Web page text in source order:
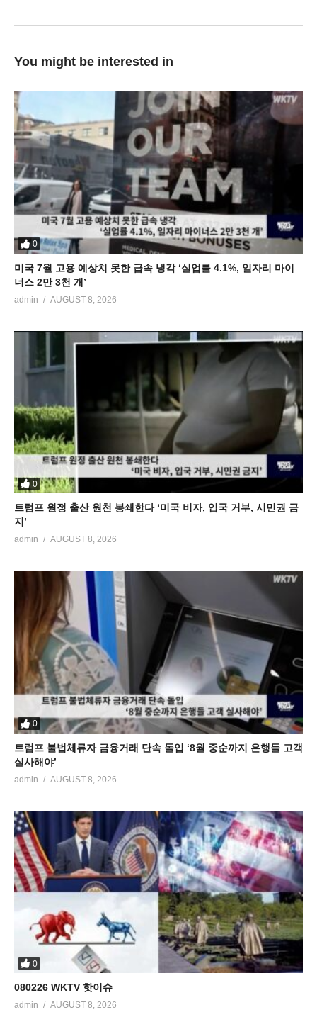
You might be interested in
0
미국 7월 고용 예상치 못한 급속 냉각 ‘실업률 4.1%, 일자리 마이
너스 2만 3천 개’
admin AUGUST 8, 2026
0
트럼프 원정 출산 원천 봉쇄한다 ‘미국 비자, 입국 거부, 시민권 금
지’
admin AUGUST 8, 2026
0
트럼프 불법체류자 금융거래 단속 돌입 ‘8월 중순까지 은행들 고객
실사해야’
admin AUGUST 8, 2026
0
080226 WKTV 핫이슈
admin AUGUST 8, 2026